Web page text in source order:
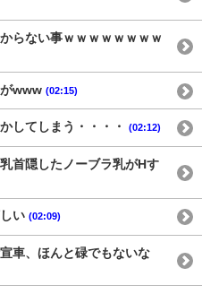
らない事ｗｗｗｗｗｗｗｗ
www (02:15)
してしまう・・・・ (02:12)
首隠したノーブラ乳がHす
い (02:09)
車、ほんと碌でもないな